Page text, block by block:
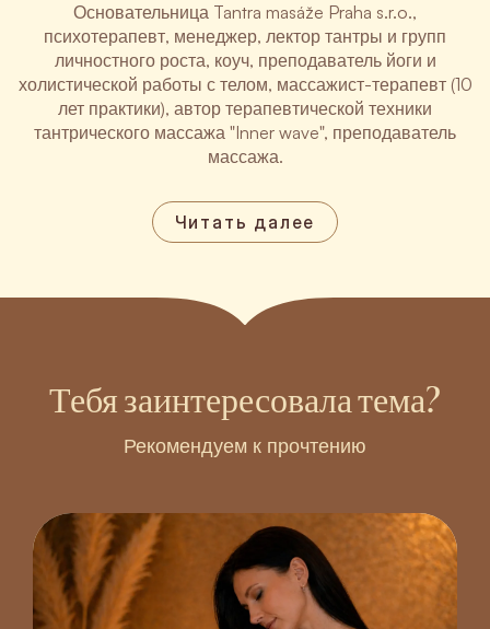
Основательница Tantra masáže Praha s.r.o.,
психотерапевт, менеджер, лектор тантры и групп
личностного роста, коуч, преподаватель йоги и
холистической работы с телом, массажист-терапевт (10
лет практики), автор терапевтической техники
тантрического массажа "Inner wave", преподаватель
массажа.
Читать далее
Тебя заинтересовала тема?
Рекомендуем к прочтению